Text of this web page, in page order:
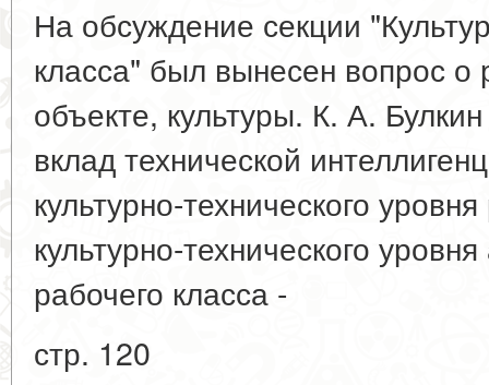
На обсуждение секции
класса" был вынесен вопрос о
объекте, культуры. К. А.
вклад технической
культурно-технического
культурно-технического
рабочего класса -
стр. 120